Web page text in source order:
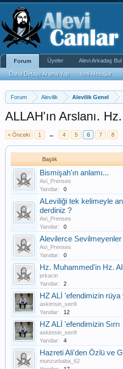
Forum Alevilik Alevilik Genel
ALLAH'ın Arslanı.
< Önceki 1 ← 4 5 6 7 8
Başlık
Bismişah'ın anlamı...
Asi_Prenses
Yanıtlar:
0
ALeviliği tek kelimeyle
derdiniz ?
Asi_Prenses
Yanıtlar:
0
Alevilerce Sevilmeyenler
Asi_Prenses
Yanıtlar:
0
Hz. Muhammed'in Hz.
prkacin
Yanıtlar:
2
HZ ALİ 'efendimizin rüya
askimsin_sen9
Yanıtlar:
12
HZ ALİ 'efendimizin Sırrı
askimsin_sen9
Yanıtlar:
4
Hazreti Ali'den Özlü ve
munzurbaba_62
Forum
Daha Detaylı Arama Yap Yeni Mesajlar
Üyeler Alevi Arkadaş Bul